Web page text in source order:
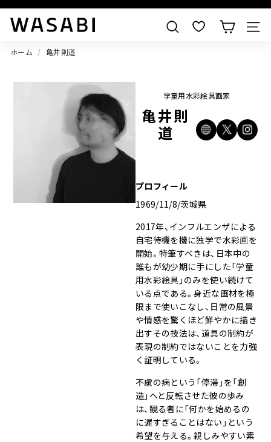
すべての作品を見る
W
S
A
検索
ホーム / 亀井則道
学童用水彩絵具画家
亀井則
道
プロフィール
1969/11/8/茨城県
2017年、インフルエンザによる
自宅待機を機に独学で水彩画を
開始。特筆すべきは、日本中の
誰もが幼少期に手にした「学童
用水彩絵具」のみを使い続けて
いる点である。身近な画材を極
限まで使いこなし、日常の風景
や情感を驚くほど鮮やかに描き
出すその技法は、道具の制約が
表現の制約ではないことを力強
く証明している。
不慮の病という「停滞」を「創
造」へと反転させた彼の歩み
は、観る者に「何かを始めるの
に遅すぎることはない」という
希望を与える。親しみやすい素